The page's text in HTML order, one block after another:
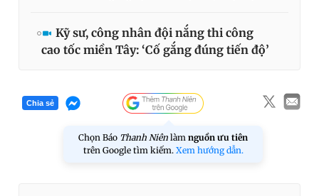
Kỹ sư, công nhân đội nắng thi công
cao tốc miền Tây: ‘Cố gắng đúng tiến độ’
Chia sẻ
Chọn Báo Thanh Niên làm nguồn ưu tiên
trên Google tìm kiếm. Xem hướng dẫn.